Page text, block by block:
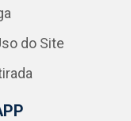
do Site